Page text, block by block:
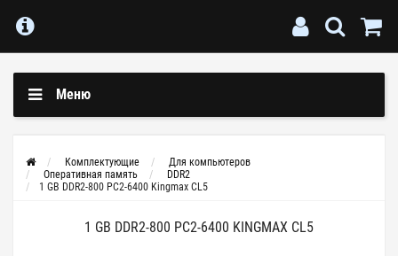
Меню
Комплектующие
Для компьютеров
Оперативная память
DDR2
1 GB DDR2-800 PC2-6400 Kingmax CL5
1 GB DDR2-800 PC2-6400 KINGMAX CL5